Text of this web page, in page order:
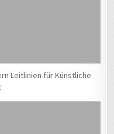
Leitlinien für Künstliche